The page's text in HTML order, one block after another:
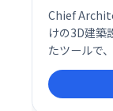
Chief
けの3D建築
たツールで
と、初心者
ます。建築
ーザーのニ